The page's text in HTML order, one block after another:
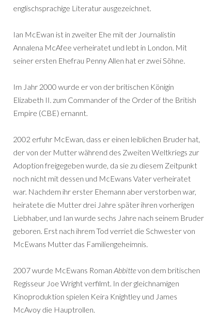
englischsprachige Literatur ausgezeichnet.
Ian McEwan ist in zweiter Ehe mit der Journalistin
Annalena McAfee verheiratet und lebt in London. Mit
seiner ersten Ehefrau Penny Allen hat er zwei Söhne.
Im Jahr 2000 wurde er von der britischen Königin
Elizabeth II. zum Commander of the Order of the British
Empire (CBE) ernannt.
2002 erfuhr McEwan, dass er einen leiblichen Bruder hat,
der von der Mutter während des Zweiten Weltkriegs zur
Adoption freigegeben wurde, da sie zu diesem Zeitpunkt
noch nicht mit dessen und McEwans Vater verheiratet
war. Nachdem ihr erster Ehemann aber verstorben war,
heiratete die Mutter drei Jahre später ihren vorherigen
Liebhaber, und Ian wurde sechs Jahre nach seinem Bruder
geboren. Erst nach ihrem Tod verriet die Schwester von
McEwans Mutter das Familiengeheimnis.
2007 wurde McEwans Roman Abbittevon dem britischen
Regisseur Joe Wright verfilmt. In der gleichnamigen
Kinoproduktion spielen Keira Knightley und James
McAvoy die Hauptrollen.